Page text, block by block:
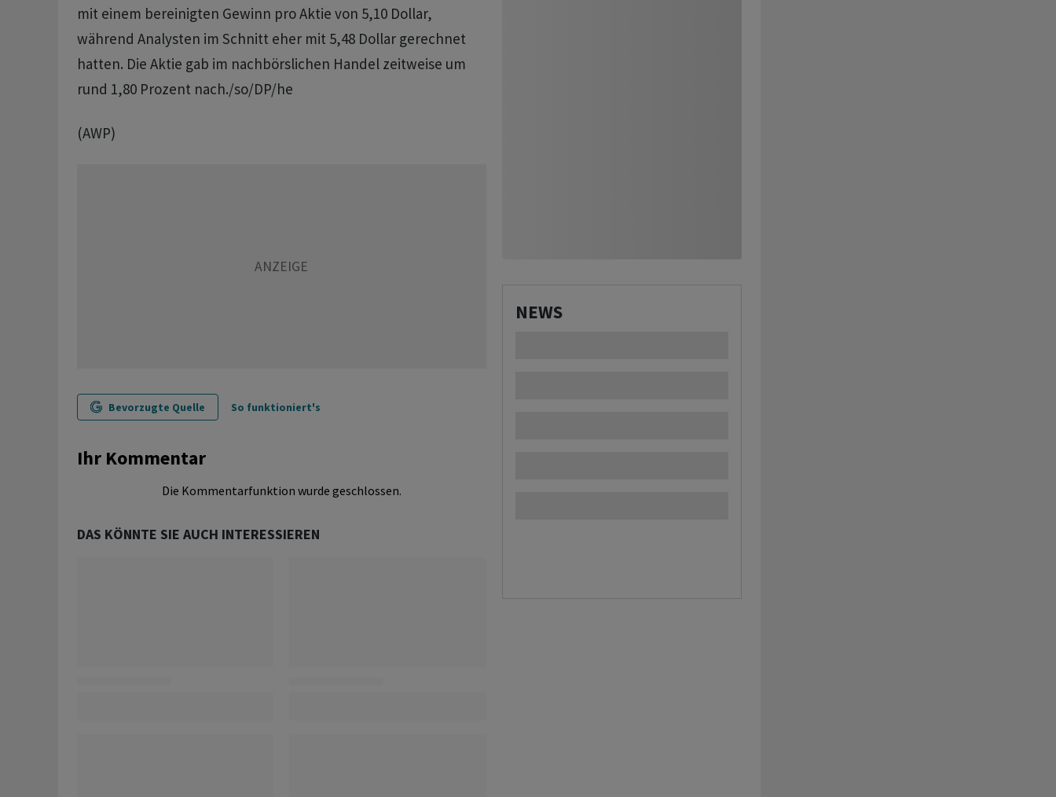
mit einem bereinigten Gewinn pro Aktie von 5,10 Dollar,
während Analysten im Schnitt eher mit 5,48 Dollar gerechnet
hatten. Die Aktie gab im nachbörslichen Handel zeitweise um
rund 1,80 Prozent nach./so/DP/he
(AWP)
Bevorzugte Quelle So funktioniert's
Ihr Kommentar
Die Kommentarfunktion wurde geschlossen.
DAS KÖNNTE SIE AUCH INTERESSIEREN
NEWS